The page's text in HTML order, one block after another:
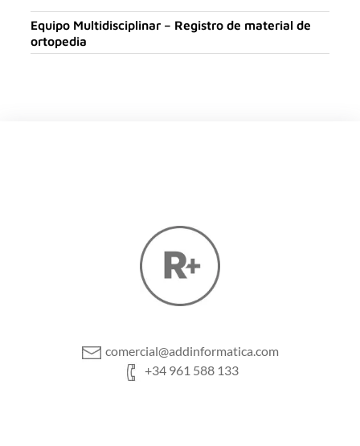
Equipo Multidisciplinar – Registro de material de
ortopedia
comercial@addinformatica.com
+34 961 588 133